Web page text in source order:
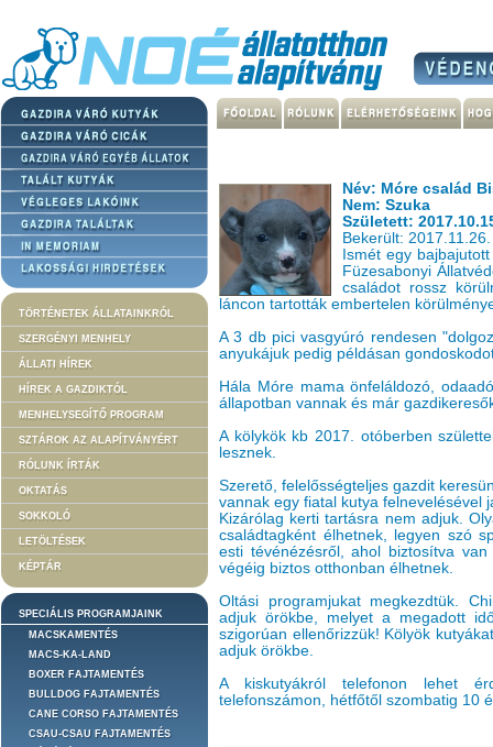
TÖRTÉNETEK ÁLLATAINKRÓL
SZERGÉNYI MENHELY
ÁLLATI HÍREK
HÍREK A GAZDIKTÓL
MENHELYSEGÍTŐ PROGRAM
SZTÁROK AZ ALAPÍTVÁNYÉRT
RÓLUNK ÍRTÁK
OKTATÁS
SOKKOLÓ
LETÖLTÉSEK
KÉPTÁR
SPECIÁLIS PROGRAMJAINK
MACSKAMENTÉS
MACS-KA-LAND
BOXER FAJTAMENTÉS
BULLDOG FAJTAMENTÉS
CANE CORSO FAJTAMENTÉS
CSAU-CSAU FAJTAMENTÉS
Név: Móre család
Nem: Szuka
Született:
Bekerült: 2017.11.26.
Ismét egy
Füzesabonyi
családot rossz
láncon tartották embertelen
A 3 db pici vasgyúró rendesen
anyukájuk pedig példásan
Hála Móre mama önfeláldozó,
állapotban vannak és már
A kölykök kb 2017. otóberben
lesznek.
Szerető, felelősségteljes gazdit
vannak egy fiatal kutya felnevelésével
Kizárólag kerti tartásra nem adjuk.
családtagként élhetnek, legyen szó
esti tévénézésről, ahol biztosítva
végéig biztos otthonban élhetnek.
Oltási programjukat megkezdtük.
adjuk örökbe, melyet a megadott
szigorúan ellenőrizzük! Kölyök
adjuk örökbe.
A kiskutyákról telefonon lehet
telefonszámon, hétfőtől szombatig 10